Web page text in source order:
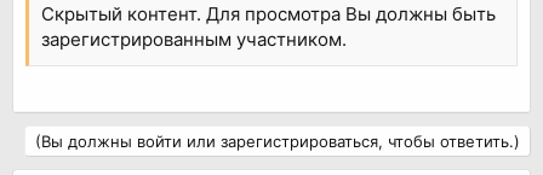
Скрытый контент. Для просмотра Вы должны быть
зарегистрированным участником.
(Вы должны войти или зарегистрироваться, чтобы ответить.)